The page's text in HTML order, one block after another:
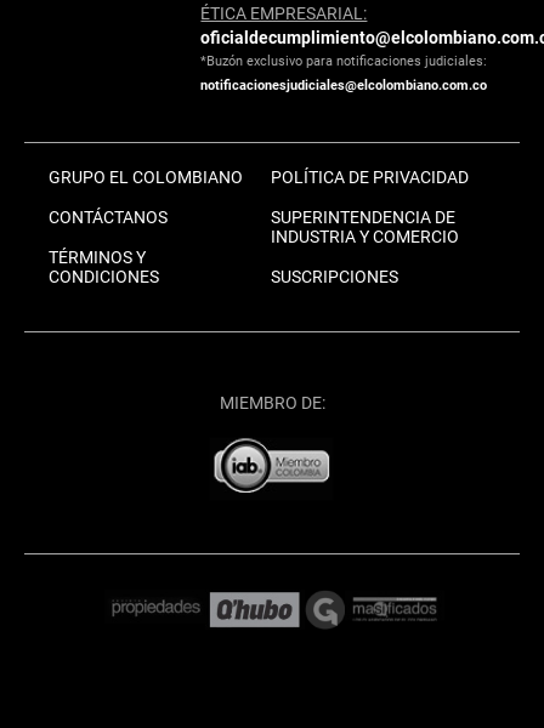
ÉTICA EMPRESARIAL:
*Buzón exclusivo para notificaciones judiciales:
notificacionesjudiciales@elcolombiano.com.co
GRUPO EL COLOMBIANO
CONTÁCTANOS
TÉRMINOS Y
CONDICIONES
POLÍTICA DE PRIVACIDAD
SUPERINTENDENCIA DE
INDUSTRIA Y COMERCIO
SUSCRIPCIONES
MIEMBRO DE: